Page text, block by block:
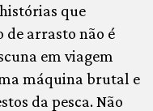
que
de arrasto não é
em viagem
máquina brutal e
da pesca. Não